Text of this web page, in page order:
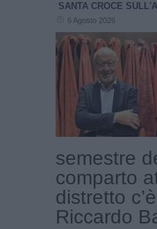
SANTA CROCE
6 Agosto 2026
semestre
comparto
distretto
Riccardo